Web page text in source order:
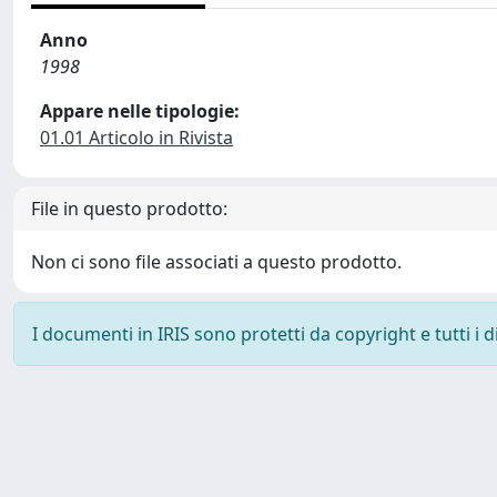
Anno
1998
Appare nelle tipologie:
01.01 Articolo in Rivista
File in questo prodotto:
Non ci sono file associati a questo prodotto.
I documenti in IRIS sono protetti da copyright e tutti i